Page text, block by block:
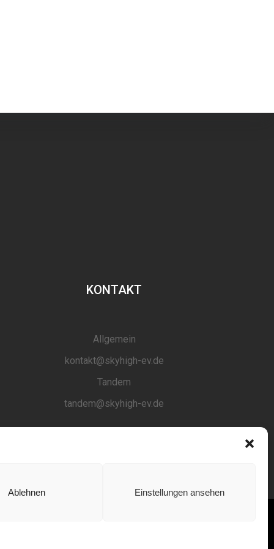
Ablehnen Einstellungen ansehen
KONTAKT
Allgemein
kontakt@skyhigh-ev.de
Tandem
tandem@skyhigh-ev.de